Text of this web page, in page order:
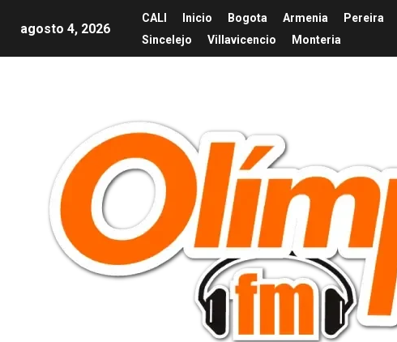
agosto 4, 2026
CALI Inicio Bogota Armenia Pereira
Sincelejo
Villavicencio Monteria